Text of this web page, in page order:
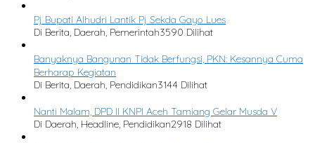
Pj Bupati Alhudri Lantik Pj Sekda Gayo Lues
Di Berita, Daerah, Pemerintah3590 Dilihat
Banyaknya Bangunan Tidak Berfungsi, PKN: Kesannya Cuma
Berharap Kegiatan
Di Berita, Daerah, Pendidikan3144 Dilihat
Nanti Malam, DPD II KNPI Aceh Tamiang Gelar Musda V
Di Daerah, Headline, Pendidikan2918 Dilihat